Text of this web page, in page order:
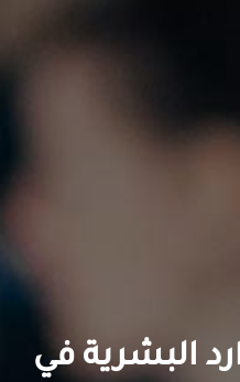
البشرية في